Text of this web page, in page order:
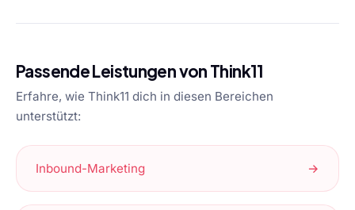
Passende Leistungen von Think11
Erfahre, wie Think11 dich in diesen Bereichen
unterstützt:
Inbound-Marketing →